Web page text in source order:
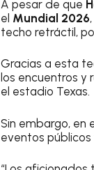
A pesar de que
el Mundial 2026
techo retráctil,
Gracias a esta
los encuentros y
el estadio Texas.
Sin embargo, en
eventos públicos